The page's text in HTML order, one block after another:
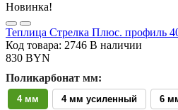
Новинка!
Теплица Стрелка Плюс. профиль
Код товара: 2746 В наличии
830 BYN
Поликарбонат мм:
4 мм 4 мм усиленный 6